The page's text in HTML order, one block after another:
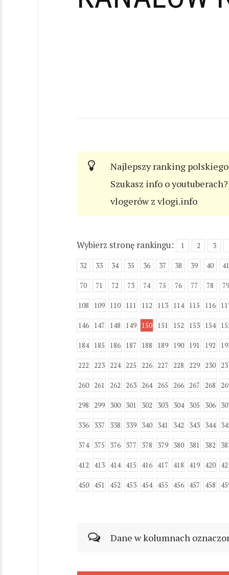
Najlepszy ranking
Szukasz info o
vlogerów z vlogi.info
Wybierz stronę rankingu: 1 2 3
32 33 34 35 36 37 38 39 40 41
70 71 72 73 74 75 76 77 78 79
108 109 110 111 112 113 114 115 116
146 147 148 149 150 151 152 153 154
184 185 186 187 188 189 190 191 192
222 223 224 225 226 227 228 229 230
260 261 262 263 264 265 266 267 268
298 299 300 301 302 303 304 305 306
336 337 338 339 340 341 342 343 344
374 375 376 377 378 379 380 381 382
412 413 414 415 416 417 418 419 420
450 451 452 453 454 455 456 457 458
Dane w kolumnach